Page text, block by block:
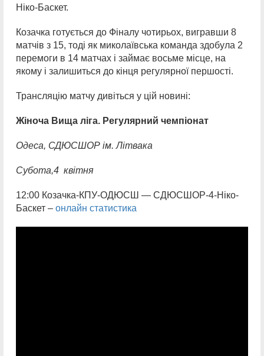
Ніко-Баскет.
Козачка готується до Фіналу чотирьох, вигравши 8
матчів з 15, тоді як миколаївська команда здобула 2
перемоги в 14 матчах і займає восьме місце, на
якому і залишиться до кінця регулярної першості.
Трансляцію матчу дивіться у цій новині:
Жіноча Вища ліга. Регулярний чемпіонат
Одеса, СДЮСШОР ім. Літвака
Субота,4 квітня
12:00 Козачка-КПУ-ОДЮСШ — СДЮСШОР-4-Ніко-
Баскет – онлайн статистика